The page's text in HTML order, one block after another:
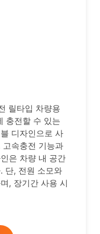
릴타입 차량용
충전할 수 있는
디자인으로 사
고속충전 기능과
은 차량 내 공간
단, 전원 소모와
, 장기간 사용 시